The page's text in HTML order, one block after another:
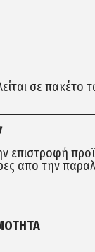
σε πακέτο
επιστροφή
απο την